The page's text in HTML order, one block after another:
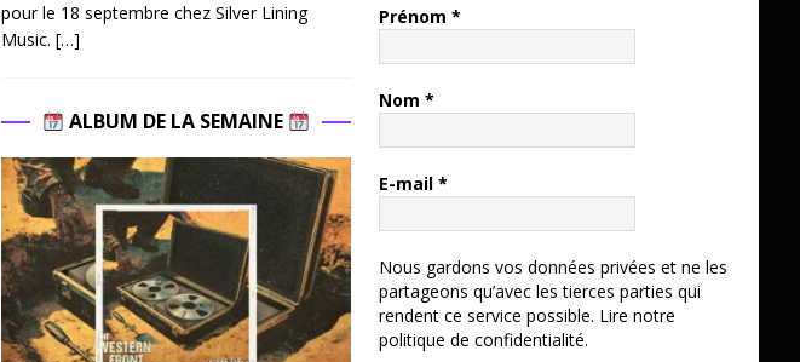
pour le 18 septembre chez Silver Lining
Music. […]
ALBUM DE LA SEMAINE
Prénom *
Nom *
E-mail *
Nous gardons vos données privées et ne les
partageons qu’avec les tierces parties qui
rendent ce service possible. Lire notre
politique de confidentialité.